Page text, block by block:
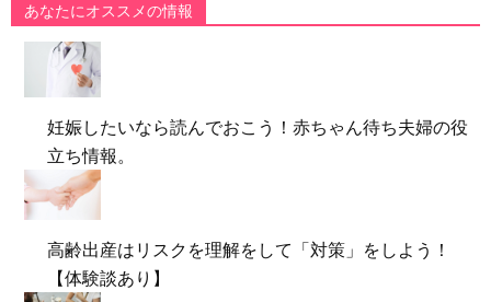
あなたにオススメの情報
妊娠したいなら読んでおこう！赤ちゃん待ち夫婦の役
立ち情報。
高齢出産はリスクを理解をして「対策」をしよう！
【体験談あり】